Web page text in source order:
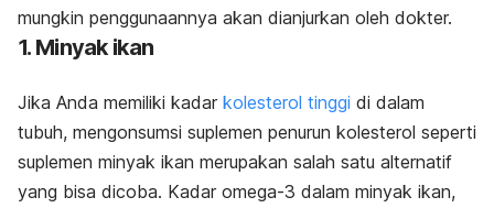
mungkin penggunaannya akan dianjurkan oleh dokter.
1. Minyak ikan
Jika Anda memiliki kadar kolesterol tinggi di dalam
tubuh, mengonsumsi suplemen penurun kolesterol seperti
suplemen minyak ikan merupakan salah satu alternatif
yang bisa dicoba. Kadar omega-3 dalam minyak ikan,